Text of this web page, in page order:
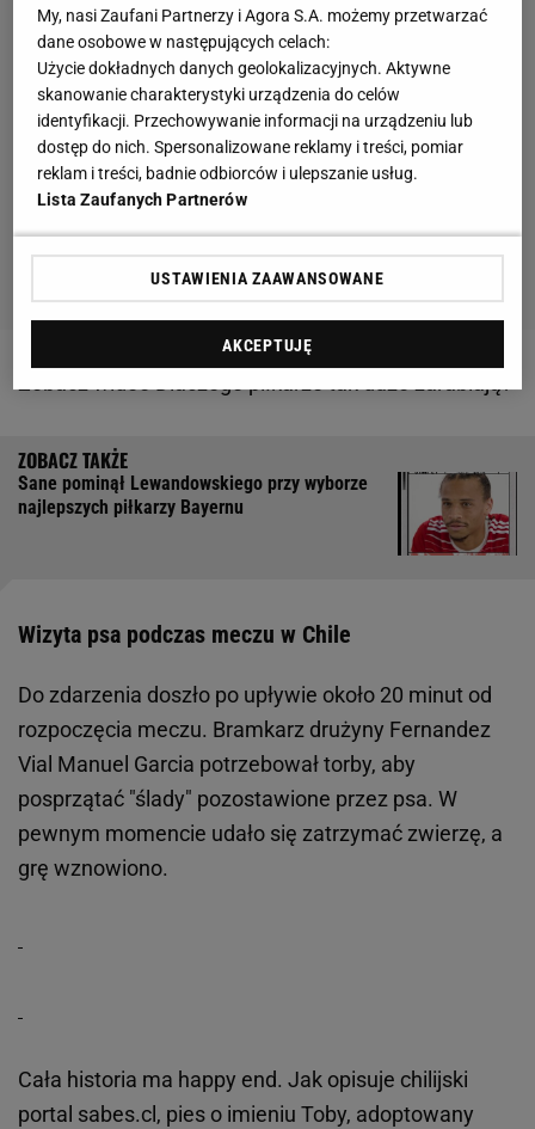
Zobacz wideoDlaczego piłkarze tak dużo zarabiają?
Sane pominął Lewandowskiego przy wyborze
najlepszych piłkarzy Bayernu
Wizyta psa podczas meczu w Chile
Do zdarzenia doszło po upływie około 20 minut od
rozpoczęcia meczu. Bramkarz drużyny Fernandez
Vial Manuel Garcia potrzebował torby, aby
posprzątać "ślady" pozostawione przez psa. W
pewnym momencie udało się zatrzymać zwierzę, a
grę wznowiono.
Cała historia ma happy end. Jak opisuje chilijski
portal sabes.cl, pies o imieniu Toby, adoptowany
My, nasi Zaufani Partnerzy i Agora S.A. możemy przetwarzać
dane osobowe w następujących celach:
Użycie dokładnych danych geolokalizacyjnych. Aktywne
skanowanie charakterystyki urządzenia do celów
identyfikacji. Przechowywanie informacji na urządzeniu lub
dostęp do nich. Spersonalizowane reklamy i treści, pomiar
reklam i treści, badnie odbiorców i ulepszanie usług.
Lista Zaufanych Partnerów
USTAWIENIA ZAAWANSOWANE
AKCEPTUJĘ